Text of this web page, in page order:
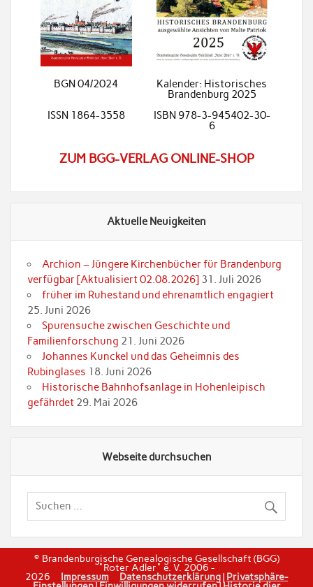
BGN 04/2024
Kalender: Historisches
Brandenburg 2025
ISSN 1864-3558
ISBN 978-3-945402-30-
6
ZUM BGG-VERLAG ONLINE-SHOP
Aktuelle Neuigkeiten
Archion – Jüngere Kirchenbücher für Brandenburg
verfügbar [Aktualisiert 02.08.2026] 31. Juli 2026
früher im Ruhestand und ehrenamtlich engagiert
25. Juni 2026
Spurensuche zwischen Geschichte und
Familienforschung 21. Juni 2026
Johannes Kunckel und das Geheimnis des
Rubinglases 18. Juni 2026
Historische Bahnhofsanlage in Hohenleipisch
gefährdet 29. Mai 2026
Webseite durchsuchen
© Brandenburgische Genealogische Gesellschaft (BGG)
"Roter Adler" e. V. 2006 -
2026 Impressum Datenschutzerklärung| Privatsphäre-